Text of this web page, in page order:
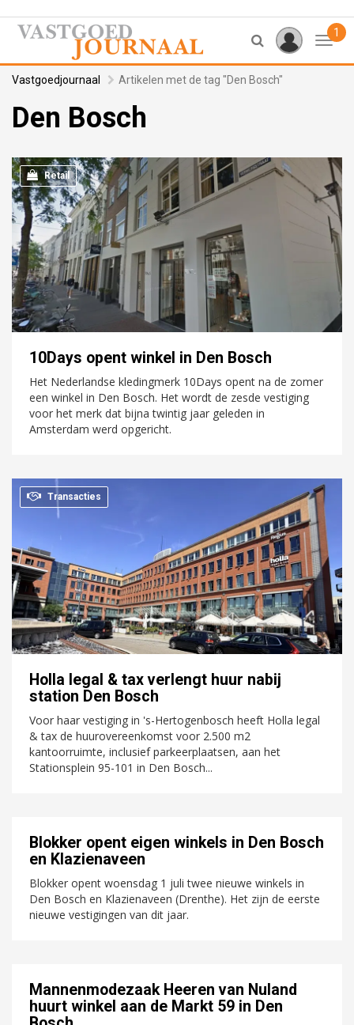
1
Vastgoedjournaal Artikelen met de tag "Den Bosch"
Den Bosch
Retail
10Days opent winkel in Den Bosch
Het Nederlandse kledingmerk 10Days opent na de zomer
een winkel in Den Bosch. Het wordt de zesde vestiging
voor het merk dat bijna twintig jaar geleden in
Amsterdam werd opgericht.
Transacties
Holla legal & tax verlengt huur nabij
station Den Bosch
Voor haar vestiging in 's-Hertogenbosch heeft Holla legal
& tax de huurovereenkomst voor 2.500 m2
kantoorruimte, inclusief parkeerplaatsen, aan het
Stationsplein 95-101 in Den Bosch...
Blokker opent eigen winkels in Den Bosch
en Klazienaveen
Blokker opent woensdag 1 juli twee nieuwe winkels in
Den Bosch en Klazienaveen (Drenthe). Het zijn de eerste
nieuwe vestigingen van dit jaar.
Mannenmodezaak Heeren van Nuland
huurt winkel aan de Markt 59 in Den